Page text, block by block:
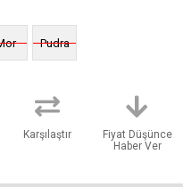
Pudra
Karşılaştır
Fiyat Düşünce
Haber Ver